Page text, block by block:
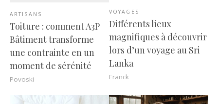
ARTISANS
Toiture : comment A3P
Bâtiment transforme
une contrainte en un
moment de sérénité
Povoski
VOYAGES
Différents lieux
magnifiques à découvrir
lors d’un voyage au Sri
Lanka
Franck